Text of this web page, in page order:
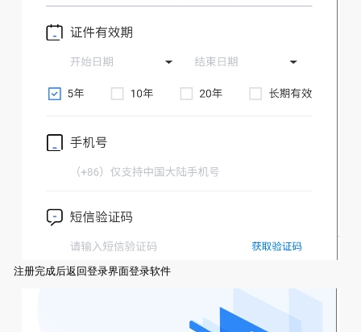
注册完成后返回登录界面登录软件